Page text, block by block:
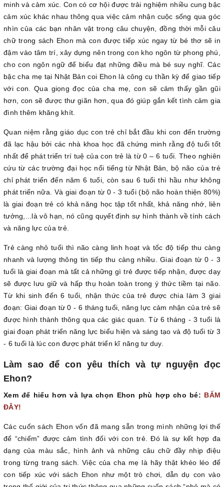
minh và cảm xúc. Con có cơ hội được trải nghiệm nhiều cung bậc
cảm xúc khác nhau thông qua việc cảm nhận cuộc sống qua góc
nhìn của các bạn nhân vật trong câu chuyện, đồng thời mỗi câu
chữ trong sách Ehon mà con được tiếp xúc ngay từ bé thơ sẽ in
đậm vào tâm trí, xây dựng nên trong con kho ngôn từ phong phú,
cho con ngôn ngữ để biểu đạt những điều mà bé suy nghĩ. Các
bậc cha mẹ tại Nhật Bản coi Ehon là công cụ thần kỳ để giao tiếp
với con. Qua giọng đọc của cha mẹ, con sẽ cảm thấy gần gũi
hơn, con sẽ được thư giãn hơn, qua đó giúp gắn kết tình cảm gia
đình thêm khăng khít.
Quan niệm rằng giáo dục con trẻ chỉ bắt đầu khi con đến trường
đã lạc hậu bởi các nhà khoa học đã chứng minh rằng độ tuổi tốt
nhất để phát triển trí tuệ của con trẻ là từ 0 – 6 tuổi. Theo nghiên
cứu từ các trường đại học nổi tiếng từ Nhật Bản, bộ não của trẻ
chỉ phát triển đến năm 6 tuổi, còn sau 6 tuổi thì hầu như không
phát triển nữa. Và giai đoạn từ 0 - 3 tuổi (bộ não hoàn thiện 80%)
là giai đoạn trẻ có khả năng học tập tốt nhất, khả năng nhớ, liên
tưởng,...là vô hạn, nó cũng quyết định sự hình thành về tính cách
và năng lực của trẻ.
Trẻ càng nhỏ tuổi thì não càng linh hoạt và tốc độ tiếp thu càng
nhanh và lượng thông tin tiếp thu càng nhiều. Giai đoạn từ 0 - 3
tuổi là giai đoạn mà tất cả những gì trẻ được tiếp nhận, được dạy
sẽ được lưu giữ và hấp thụ hoàn toàn trong ý thức tiềm tại não.
Từ khi sinh đến 6 tuổi, nhận thức của trẻ được chia làm 3 giai
đoạn: Giai đoạn từ 0 - 6 tháng tuổi, năng lực cảm nhận của trẻ sẽ
được hình thành thông qua các giác quan. Từ 6 tháng - 3 tuổi là
giai đoạn phát triển năng lực biểu hiện và sáng tạo và độ tuổi từ 3
- 6 tuổi là lúc con được phát triển kĩ năng tư duy.
Làm sao để con yêu thích và tự nguyện đọc
Ehon?
Xem để hiểu hơn và lựa chọn Ehon phù hợp cho bé: BẤM
ĐÂY!
Các cuốn sách Ehon vốn đã mang sẵn trong mình những lợi thế
để “chiếm” được cảm tình đối với con trẻ. Đó là sự kết hợp đa
dạng của màu sắc, hình ảnh và những câu chữ đầy nhịp điệu
trong từng trang sách. Việc của cha mẹ là hãy thật khéo léo để
con tiếp xúc với sách Ehon như một trò chơi, dẫn dụ con vào